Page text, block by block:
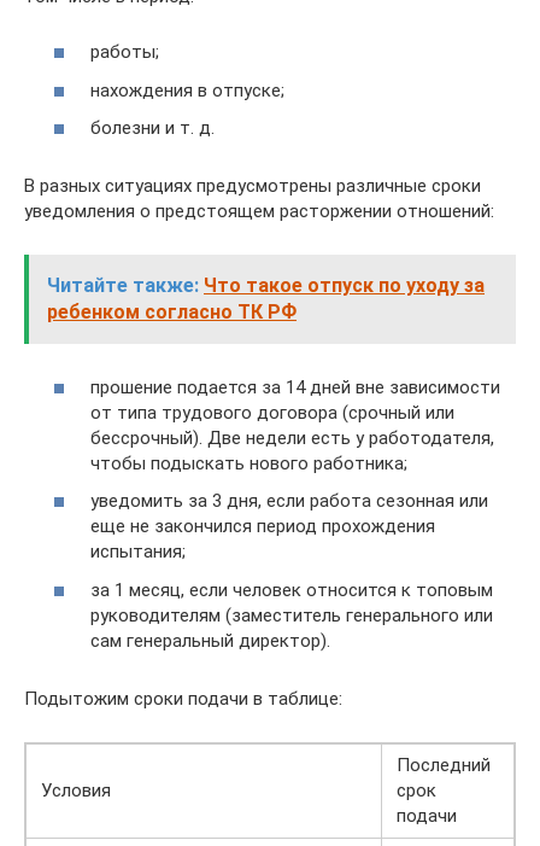
работы;
нахождения в отпуске;
болезни и т. д.
В разных ситуациях предусмотрены различные сроки
уведомления о предстоящем расторжении отношений:
Читайте также: Что такое отпуск по уходу за
ребенком согласно ТК РФ
прошение подается за 14 дней вне зависимости
от типа трудового договора (срочный или
бессрочный). Две недели есть у работодателя,
чтобы подыскать нового работника;
уведомить за 3 дня, если работа сезонная или
еще не закончился период прохождения
испытания;
за 1 месяц, если человек относится к топовым
руководителям (заместитель генерального или
сам генеральный директор).
Подытожим сроки подачи в таблице:
Условия
Последний
срок
подачи